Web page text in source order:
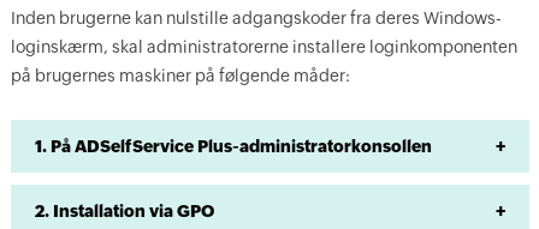
Inden brugerne kan nulstille adgangskoder fra deres Windows-
loginskærm, skal administratorerne installere loginkomponenten
på brugernes maskiner på følgende måder:
1. På ADSelfService Plus-administratorkonsollen
2. Installation via GPO